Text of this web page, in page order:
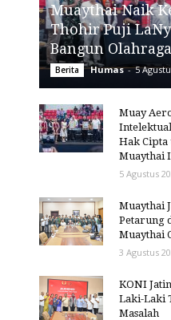
Muaythai Naik
Thohir Puji
Bangun
Berita Humas - 5
Muay
Hak Cipta
Muaythai
5 Agustus
Muaythai
Petarung
Muaythai
3 Agustus
KONI
Laki-Laki
Masalah